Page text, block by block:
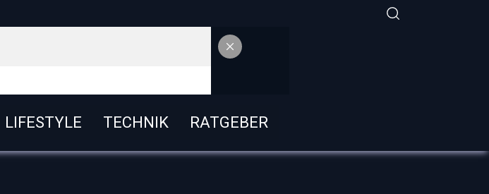
LIFESTYLE TECHNIK RATGEBER